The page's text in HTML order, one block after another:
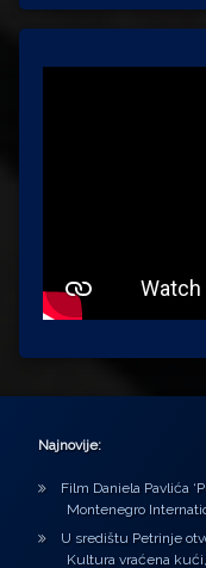
Najnovije:
Film Daniela Pavlića
Montenegro
U središtu Petrinje
Kultura vraćena